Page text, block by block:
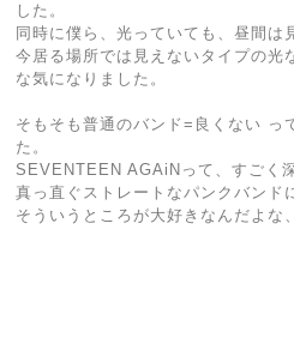
した。
同時に僕ら、光っていても、昼間は
今居る場所では見えないタイプの光
な気になりました。
そもそも普通のバンド=良くない っ
た。
SEVENTEEN AGAiNって、すごく
真っ直ぐストレートなパンクバンド
そういうところが大好きなんだよな